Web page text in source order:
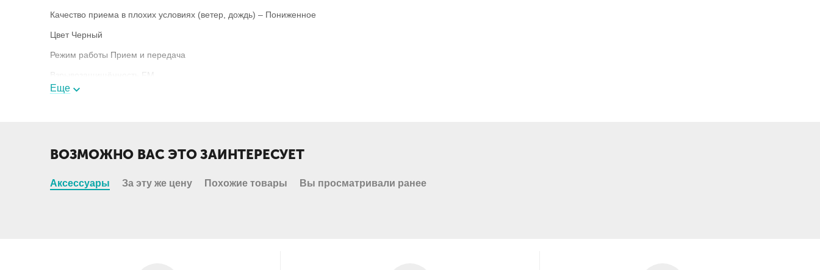
Качество приема в плохих условиях (ветер, дождь) – Пониженное
Цвет Черный
Режим работы Прием и передача
Взрывозащищённость FM
Вес 100 г
Еще
ВОЗМОЖНО ВАС ЭТО ЗАИНТЕРЕСУЕТ
Аксессуары За эту же цену Похожие товары Вы просматривали ранее